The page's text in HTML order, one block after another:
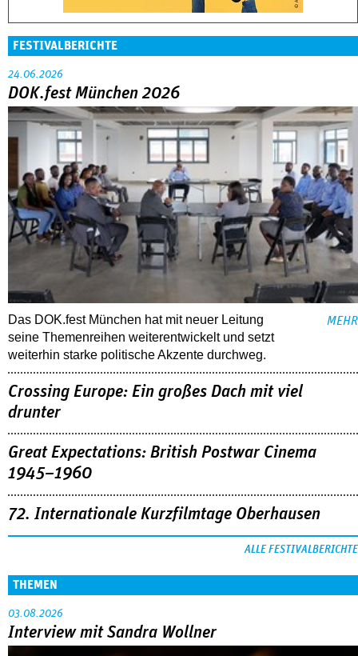
FESTIVALBERICHTE
24.06.2026
DOK.fest München 2026
Das DOK.fest München hat mit neuer Leitung
seine Themenreihen weiterentwickelt und setzt
weiterhin starke politische Akzente durchweg.
MEHR
Crossing Europe: Ein großes Dach mit viel
drunter
Great Expectations: British Postwar Cinema
1945–1960
72. Internationale Kurzfilmtage Oberhausen
ALLE FESTIVALBERICHTE
THEMEN
03.08.2026
Interview mit Sandra Wollner